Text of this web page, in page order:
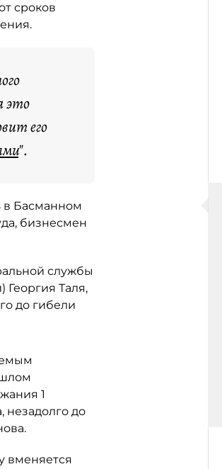
сроков
это
его
".
в Басманном
бизнесмен
службы
Таля,
до гибели
1
незадолго до
вменяется